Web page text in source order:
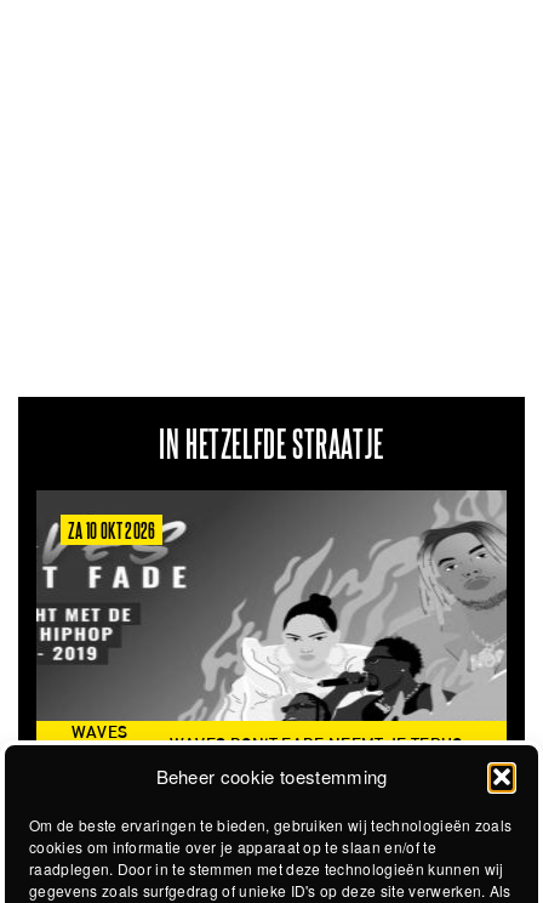
Beheer cookie toestemming
Om de beste ervaringen te bieden, gebruiken wij technologieën zoals
cookies om informatie over je apparaat op te slaan en/of te
raadplegen. Door in te stemmen met deze technologieën kunnen wij
gegevens zoals surfgedrag of unieke ID's op deze site verwerken. Als
IN HETZELFDE STRAATJE
ZA 10 OKT 2026
WAVES
WAVES DON'T FADE NEEMT JE TERUG
NAAR DE ICONISCHE ZOMER VAN 2016
THE